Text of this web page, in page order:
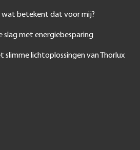
wat betekent dat voor mij?
slag met energiebesparing
slimme lichtoplossingen van Thorlux